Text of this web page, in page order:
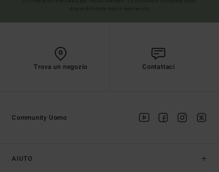
Trova un negozio Contattaci
AIUTO
Community Uomo